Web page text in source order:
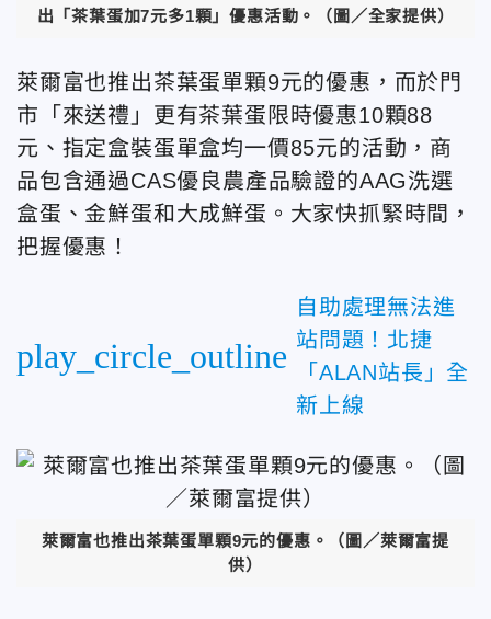
出「茶葉蛋加7元多1顆」優惠活動。（圖／全家提供）
萊爾富也推出茶葉蛋單顆9元的優惠，而於門
市「來送禮」更有茶葉蛋限時優惠10顆88
元、指定盒裝蛋單盒均一價85元的活動，商
品包含通過CAS優良農產品驗證的AAG洗選
盒蛋、金鮮蛋和大成鮮蛋。大家快抓緊時間，
把握優惠！
play_circle_outline
自助處理無法進
站問題！北捷
「ALAN站長」全
新上線
萊爾富也推出茶葉蛋單顆9元的優惠。（圖／萊爾富提
供）